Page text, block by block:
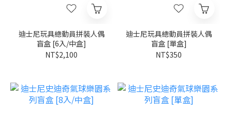
迪士尼玩具總動員拼裝人偶
盲盒 [6入/中盒]
NT$2,100
迪士尼玩具總動員拼裝人偶
盲盒 [單盒]
NT$350